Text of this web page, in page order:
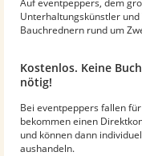
Unterhaltungskünstler
Bauchrednern rund um
Kostenlos. Keine
nötig!
Bei eventpeppers fallen
bekommen einen
und können dann
aushandeln.